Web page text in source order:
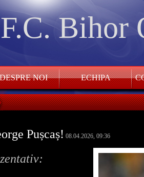
F.C. Bihor
NOI ECHIPA
Pușcaș! 08.04.2026, 09:36